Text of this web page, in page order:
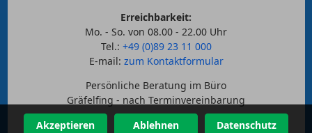
Erreichbarkeit:
Mo. - So. von 08.00 - 22.00 Uhr
Tel.: +49 (0)89 23 11 000
E-mail: zum Kontaktformular
Persönliche Beratung im Büro
Gräfelfing - nach Terminvereinbarung
Akzeptieren Ablehnen Datenschutz